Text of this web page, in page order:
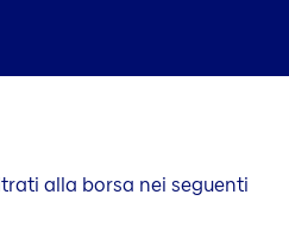
alla borsa nei seguenti